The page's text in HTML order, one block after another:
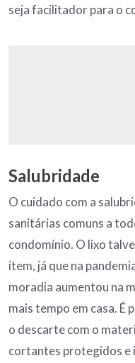
seja facilitador para o
Salubridade
O cuidado com a
sanitárias comuns a
condomínio. O lixo
item, já que na
moradia aumentou na
mais tempo em casa.
o descarte com o
cortantes protegidos